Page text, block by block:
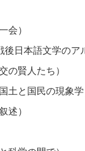
会）
日本語文学のア
の賢人たち）
土と国民の現象学
述）